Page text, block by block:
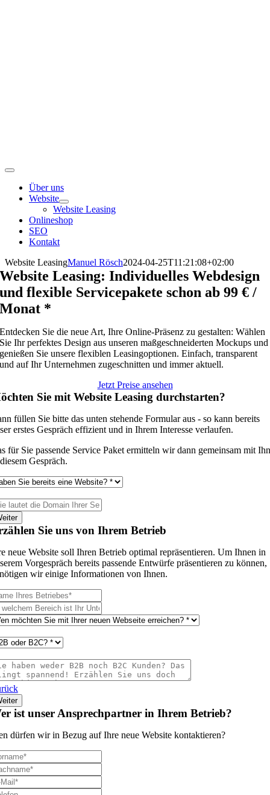
Toggle
NavigationÜber uns
Website
Website Leasing
Onlineshop
SEO
Kontakt
Website LeasingManuel Rösch2024-04-25T11:21:08+02:00
Website Leasing: Individuelles Webdesign
und flexible Servicepakete schon ab 99 € /
Monat *
Entdecken Sie die neue Art, Ihre Online-Präsenz zu gestalten: Wählen
Sie Ihr perfektes Design aus unseren maßgeschneiderten Mockups und
genießen Sie unsere flexiblen Leasingoptionen. Einfach, transparent
und auf Ihr Unternehmen zugeschnitten und immer aktuell.
Jetzt Preise ansehen
Sie mit Website Leasing durchstarten?
füllen Sie bitte das unten stehende Formular aus - so kann bereits
erstes Gespräch effizient und in Ihrem Interesse verlaufen.
für Sie passende Service Paket ermitteln wir dann gemeinsam mit
Gespräch.
Sie uns von Ihrem Betrieb
neue Website soll Ihren Betrieb optimal repräsentieren. Um Ihnen in
Vorgespräch bereits passende Entwürfe präsentieren zu können,
wir einige Informationen von Ihnen.
ist unser Ansprechpartner in Ihrem Betrieb?
dürfen wir in Bezug auf Ihre neue Website kontaktieren?